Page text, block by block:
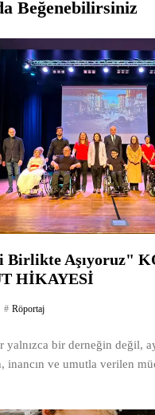
Beğenebilirsiniz
Birlikte Aşıyoruz"
HİKAYESİ
Röportaj
yalnızca bir derneğin değil,
inancın ve umutla verilen